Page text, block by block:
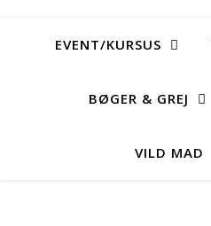
EVENT/KURSUS
BØGER & GREJ
VILD MAD